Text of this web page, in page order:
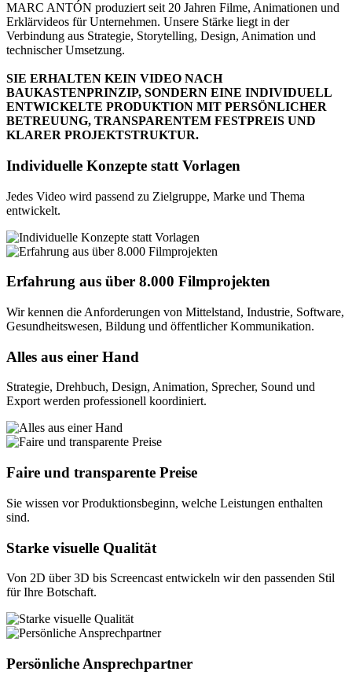
MARC ANTÓN produziert seit 20 Jahren Filme, Animationen und
Erklärvideos für Unternehmen. Unsere Stärke liegt in der
Verbindung aus Strategie, Storytelling, Design, Animation und
technischer Umsetzung.
SIE ERHALTEN KEIN VIDEO NACH
BAUKASTENPRINZIP, SONDERN EINE INDIVIDUELL
ENTWICKELTE PRODUKTION MIT PERSÖNLICHER
BETREUUNG, TRANSPARENTEM FESTPREIS UND
KLARER PROJEKTSTRUKTUR.
Individuelle Konzepte statt Vorlagen
Jedes Video wird passend zu Zielgruppe, Marke und Thema
entwickelt.
Erfahrung aus über 8.000 Filmprojekten
Wir kennen die Anforderungen von Mittelstand, Industrie, Software,
Gesundheitswesen, Bildung und öffentlicher Kommunikation.
Alles aus einer Hand
Strategie, Drehbuch, Design, Animation, Sprecher, Sound und
Export werden professionell koordiniert.
Faire und transparente Preise
Sie wissen vor Produktionsbeginn, welche Leistungen enthalten
sind.
Starke visuelle Qualität
Von 2D über 3D bis Screencast entwickeln wir den passenden Stil
für Ihre Botschaft.
Persönliche Ansprechpartner